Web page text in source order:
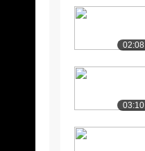
02:08
03:10